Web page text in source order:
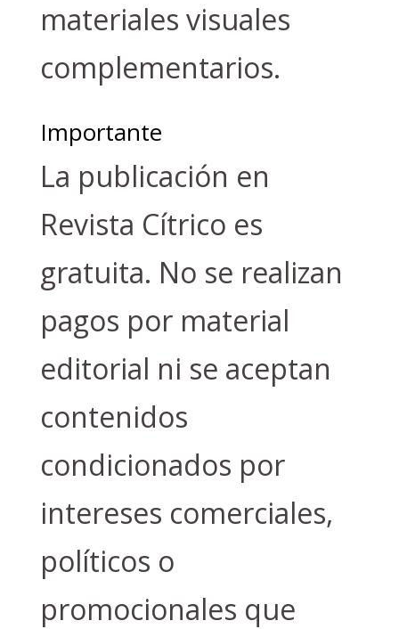
materiales visuales
complementarios.
Importante
La publicación en
Revista Cítrico es
gratuita. No se realizan
pagos por material
editorial ni se aceptan
contenidos
condicionados por
intereses comerciales,
políticos o
promocionales que